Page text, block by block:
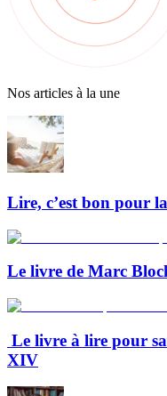
Nos articles à la une
Lire, c’est bon pour
Le livre de Marc
Le livre à lire pour
XIV